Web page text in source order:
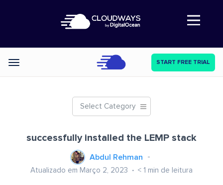
Abre a navegação
Categories START FREE TRIAL
Select Category
successfully installed the LEMP stack
Abdul Rehman
Atualizado em Março 2, 2023 < 1 min de leitura